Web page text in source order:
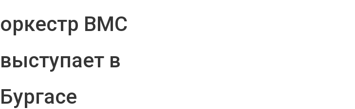
оркестр ВМС
выступает в
Бургасе